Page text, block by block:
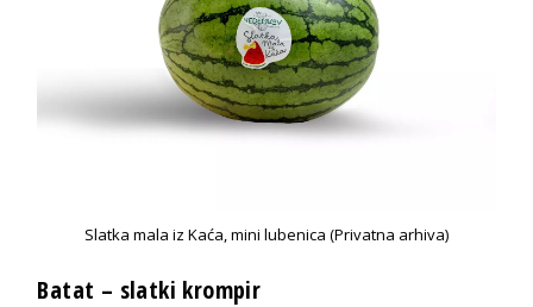
Slatka mala iz Kaća, mini lubenica (Privatna arhiva)
Batat – slatki krompir